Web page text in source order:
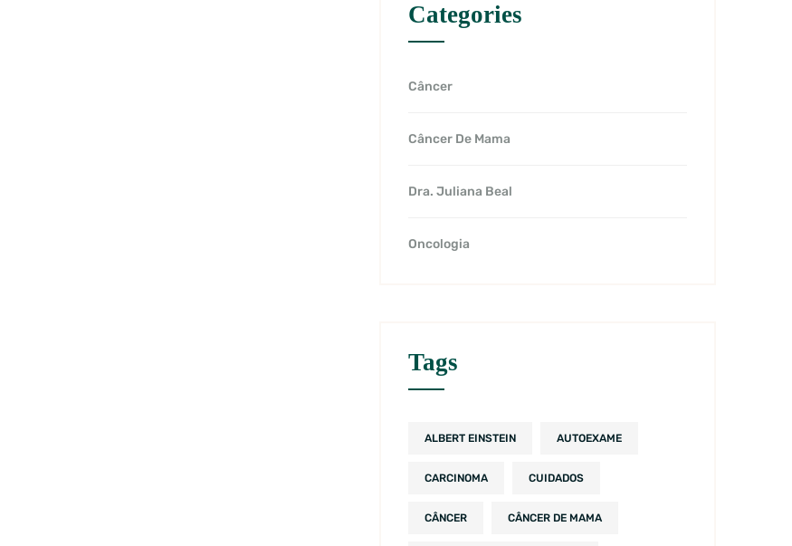
Categories
Câncer
Câncer De Mama
Dra. Juliana Beal
Oncologia
Tags
ALBERT EINSTEIN AUTOEXAME
CARCINOMA CUIDADOS
CÂNCER CÂNCER DE MAMA